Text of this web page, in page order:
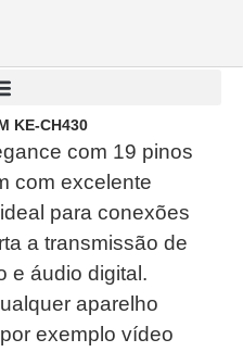
KE-CH430
com 19 pinos
com excelente
para conexões
a transmissão de
e áudio digital.
aparelho
exemplo vídeo